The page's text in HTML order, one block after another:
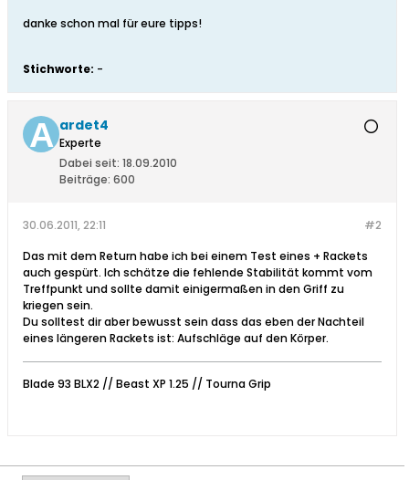
danke schon mal für eure tipps!
Stichworte: -
ardet4
Experte
Dabei seit: 18.09.2010
Beiträge: 600
#2
30.06.2011, 22:11
Das mit dem Return habe ich bei einem Test eines + Rackets
auch gespürt. Ich schätze die fehlende Stabilität kommt vom
Treffpunkt und sollte damit einigermaßen in den Griff zu
kriegen sein.
Du solltest dir aber bewusst sein dass das eben der Nachteil
eines längeren Rackets ist: Aufschläge auf den Körper.
Blade 93 BLX2 // Beast XP 1.25 // Tourna Grip